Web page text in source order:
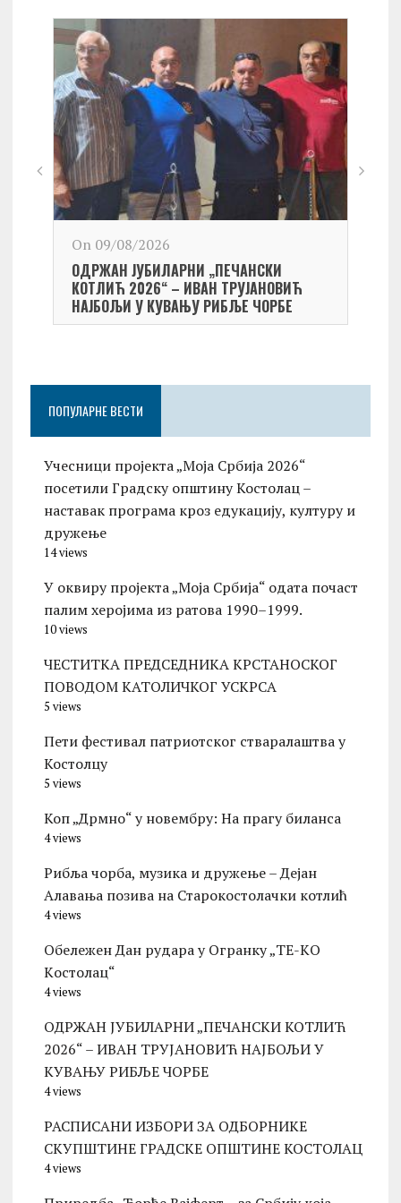
On 09/08/2026
ОДРЖАН ЈУБИЛАРНИ „ПЕЧАНСКИ
КОТЛИЋ 2026“ – ИВАН ТРУЈАНОВИЋ
НАЈБОЉИ У КУВАЊУ РИБЉЕ ЧОРБЕ
ПОПУЛАРНЕ ВЕСТИ
Учесници пројекта „Моја Србија 2026“
посетили Градску општину Костолац –
наставак програма кроз едукацију, културу и
дружење
14 views
У оквиру пројекта „Моја Србија“ одата почаст
палим херојима из ратова 1990–1999.
10 views
ЧЕСТИТКА ПРЕДСЕДНИКА КРСТАНОСКОГ
ПОВОДОМ КАТОЛИЧКОГ УСКРСА
5 views
Пети фестивал патриотског стваралаштва у
Костолцу
5 views
Коп „Дрмно“ у новембру: На прагу биланса
4 views
Рибља чорба, музика и дружење – Дејан
Алавања позива на Старокостолачки котлић
4 views
Обележен Дан рудара у Огранку „ТЕ-KО
Kостолац“
4 views
ОДРЖАН ЈУБИЛАРНИ „ПЕЧАНСКИ КОТЛИЋ
2026“ – ИВАН ТРУЈАНОВИЋ НАЈБОЉИ У
КУВАЊУ РИБЉЕ ЧОРБЕ
4 views
РАСПИСАНИ ИЗБОРИ ЗА ОДБОРНИКЕ
СКУПШТИНЕ ГРАДСКЕ ОПШТИНЕ КОСТОЛАЦ
4 views